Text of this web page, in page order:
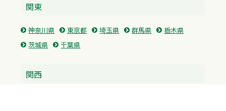
関東
神奈川県 東京都 埼玉県 群馬県
栃木県
茨城県
千葉県
関西